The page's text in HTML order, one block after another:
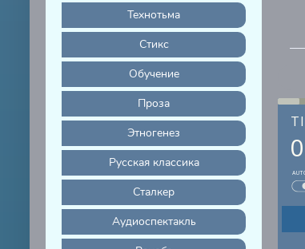
Технотьма
Стикс
Обучение
Проза
Этногенез
Русская классика
Сталкер
Аудиоспектакль